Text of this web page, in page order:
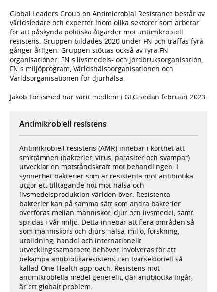
Global Leaders Group on Antimicrobial Resistance består av
världsledare och experter inom olika sektorer som arbetar
för att påskynda politiska åtgärder mot antimikrobiell
resistens. Gruppen bildades 2020 under FN och träffas fyra
gånger årligen. Gruppen stöttas också av fyra FN-
organisationer: FN:s livsmedels- och jordbruksorganisation,
FN:s miljöprogram, Världshälsoorganisationen och
Världsorganisationen för djurhälsa.
Jakob Forssmed har varit medlem i GLG sedan februari 2023.
Antimikrobiell resistens
Antimikrobiell resistens (AMR) innebär i korthet att
smittämnen (bakterier, virus, parasiter och svampar)
utvecklar en motståndskraft mot behandlingen. I
synnerhet bakterier som är resistenta mot antibiotika
utgör ett tilltagande hot mot hälsa och
livsmedelsproduktion världen över. Resistenta
bakterier kan på samma sätt som andra bakterier
överföras mellan människor, djur och livsmedel, samt
spridas i vår miljö. Detta innebär att flera områden så
som människors och djurs hälsa, miljö, forskning,
utbildning, handel och internationellt
utvecklingssamarbete behöver involveras för att
bekämpa antibiotikaresistens i en tvärsektoriell så
kallad One Health approach. Resistens mot
antimikrobiella medel generellt, där antibiotika ingår,
är ett globalt problem.